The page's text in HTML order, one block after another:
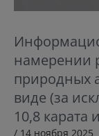
намерении
природных
виде (за
10,8 карата
/ 14 ноября 2025